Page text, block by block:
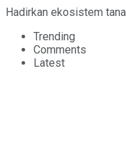
Hadirkan ekosistem
Trending
Comments
Latest